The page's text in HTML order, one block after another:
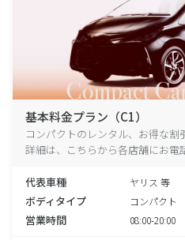
基本料金プラン（C1）
コンパクトのレンタル、お得な
詳細は、こちらから各店舗にお電
代表車種 ヤリス 等
ボディタイプ コンパクト
営業時間 08:00-20:00